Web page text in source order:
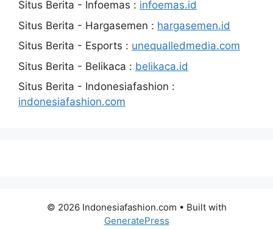
Situs Berita - Infoemas : infoemas.id
Situs Berita - Hargasemen : hargasemen.id
Situs Berita - Esports : unequalledmedia.com
Situs Berita - Belikaca : belikaca.id
Situs Berita - Indonesiafashion :
indonesiafashion.com
© 2026 Indonesiafashion.com • Built with
GeneratePress